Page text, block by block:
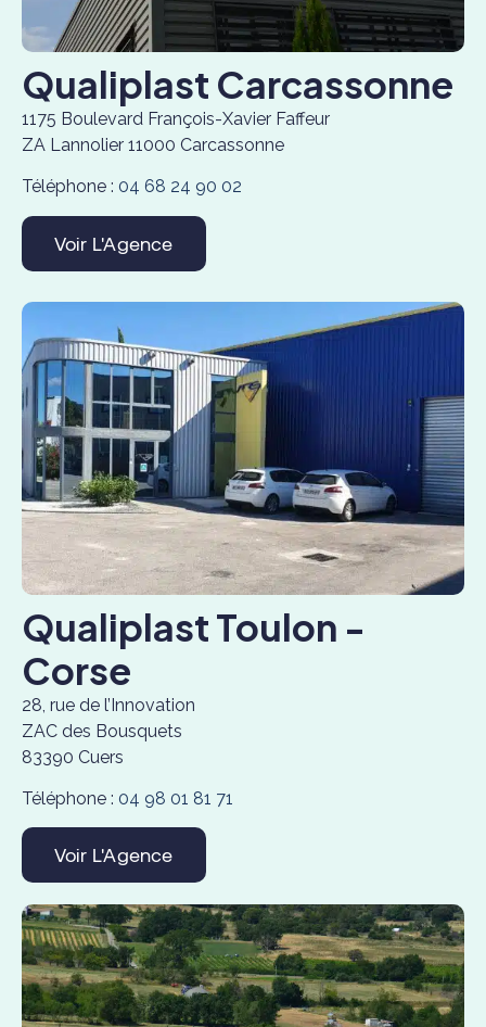
Qualiplast Carcassonne
1175 Boulevard François-Xavier Faffeur
ZA Lannolier 11000 Carcassonne
Téléphone : 04 68 24 90 02
Voir L'Agence
Qualiplast Toulon -
Corse
28, rue de l’Innovation
ZAC des Bousquets
83390 Cuers
Téléphone : 04 98 01 81 71
Voir L'Agence